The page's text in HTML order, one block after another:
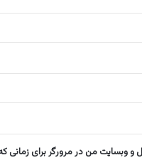
و وبسایت من در مرورگر برای زمانی